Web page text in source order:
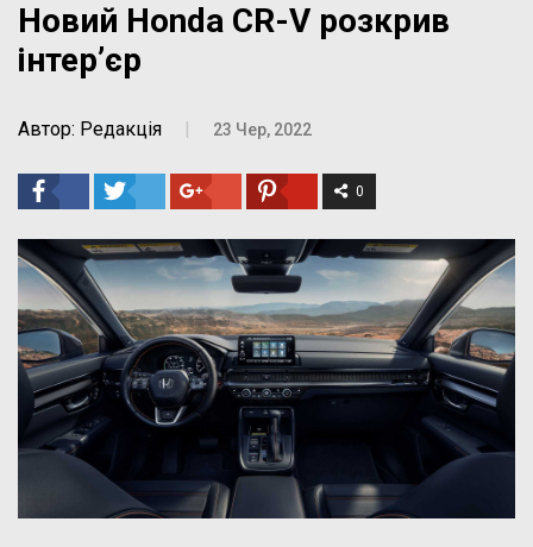
Новий Honda CR-V розкрив
інтер’єр
Автор: Редакція | 23 Чер, 2022
0